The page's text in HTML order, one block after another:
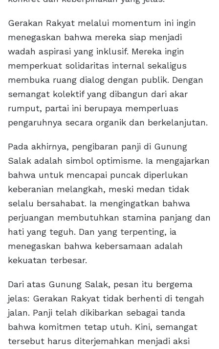
Gerakan Rakyat melalui momentum ini ingin
menegaskan bahwa mereka siap menjadi
wadah aspirasi yang inklusif. Mereka ingin
memperkuat solidaritas internal sekaligus
membuka ruang dialog dengan publik. Dengan
semangat kolektif yang dibangun dari akar
rumput, partai ini berupaya memperluas
pengaruhnya secara organik dan berkelanjutan.
Pada akhirnya, pengibaran panji di Gunung
Salak adalah simbol optimisme. Ia mengajarkan
bahwa untuk mencapai puncak diperlukan
keberanian melangkah, meski medan tidak
selalu bersahabat. Ia mengingatkan bahwa
perjuangan membutuhkan stamina panjang dan
hati yang teguh. Dan yang terpenting, ia
menegaskan bahwa kebersamaan adalah
kekuatan terbesar.
Dari atas Gunung Salak, pesan itu bergema
jelas: Gerakan Rakyat tidak berhenti di tengah
jalan. Panji telah dikibarkan sebagai tanda
bahwa komitmen tetap utuh. Kini, semangat
tersebut harus diterjemahkan menjadi aksi